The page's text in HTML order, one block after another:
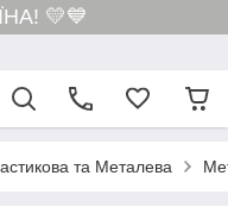
💛💙
та Металева